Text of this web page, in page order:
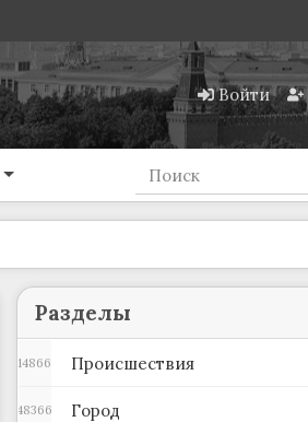
Войти
Разделы
Происшествия
14866
Город
48366